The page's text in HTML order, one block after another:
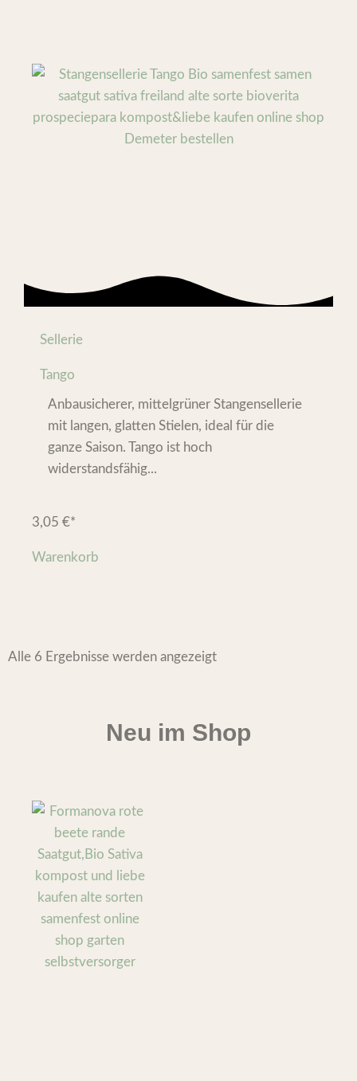
Sellerie
Tango
Anbausicherer, mittelgrüner Stangensellerie
mit langen, glatten Stielen, ideal für die
ganze Saison. Tango ist hoch
widerstandsfähig...
3,05 €*
Warenkorb
Alle 6 Ergebnisse werden angezeigt
Neu im Shop